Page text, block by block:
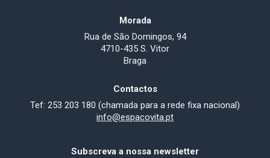
Morada
Rua de São Domingos, 94
4710-435 S. Vitor
Braga
Contactos
Tef: 253 203 180 (chamada para a rede fixa nacional)
info@espacovita.pt
Subscreva a nossa newsletter